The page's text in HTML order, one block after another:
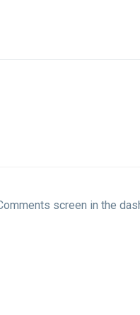
screen in the